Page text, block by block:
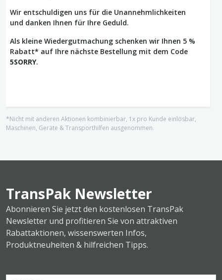
Wir entschuldigen uns für die Unannehmlichkeiten
und danken Ihnen für Ihre Geduld.
Als kleine Wiedergutmachung schenken wir Ihnen 5 %
Rabatt* auf Ihre nächste Bestellung mit dem Code
5SORRY.
*Nicht mit anderen Aktionen kombinierbar, 1x pro Kunde einlösbar,
Maschinen, Geräte & Transporthilfen ausgenommen.
TransPak Newsletter
Abonnieren Sie jetzt den kostenlosen TransPak
Newsletter und profitieren Sie von attraktiven
Rabattaktionen, wissenswerten Infos,
Produktneuheiten & hilfreichen Tipps.